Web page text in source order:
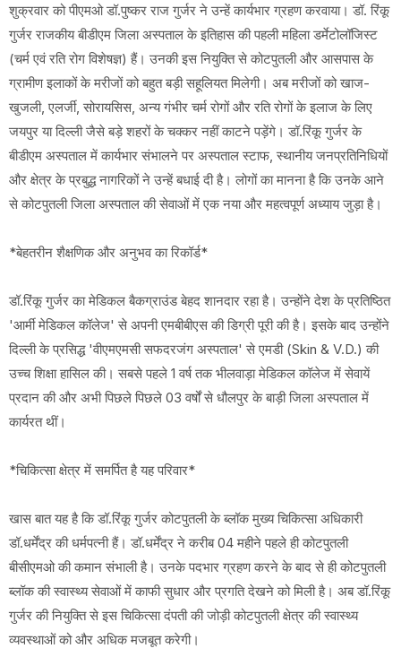
शुक्रवार को पीएमओ डॉ.पुष्कर राज गुर्जर ने उन्हें कार्यभार ग्रहण करवाया। डॉ. रिंकू
गुर्जर राजकीय बीडीएम जिला अस्पताल के इतिहास की पहली महिला डर्मेटोलॉजिस्ट
(चर्म एवं रति रोग विशेषज्ञ) हैं। उनकी इस नियुक्ति से कोटपुतली और आसपास के
ग्रामीण इलाकों के मरीजों को बहुत बड़ी सहूलियत मिलेगी। अब मरीजों को खाज-
खुजली, एलर्जी, सोरायसिस, अन्य गंभीर चर्म रोगों और रति रोगों के इलाज के लिए
जयपुर या दिल्ली जैसे बड़े शहरों के चक्कर नहीं काटने पड़ेंगे। डॉ.रिंकू गुर्जर के
बीडीएम अस्पताल में कार्यभार संभालने पर अस्पताल स्टाफ, स्थानीय जनप्रतिनिधियों
और क्षेत्र के प्रबुद्ध नागरिकों ने उन्हें बधाई दी है। लोगों का मानना है कि उनके आने
से कोटपुतली जिला अस्पताल की सेवाओं में एक नया और महत्वपूर्ण अध्याय जुड़ा है।
*बेहतरीन शैक्षणिक और अनुभव का रिकॉर्ड*
डॉ.रिंकू गुर्जर का मेडिकल बैकग्राउंड बेहद शानदार रहा है। उन्होंने देश के प्रतिष्ठित
'आर्मी मेडिकल कॉलेज' से अपनी एमबीबीएस की डिग्री पूरी की है। इसके बाद उन्होंने
दिल्ली के प्रसिद्ध 'वीएमएमसी सफदरजंग अस्पताल' से एमडी (Skin & V.D.) की
उच्च शिक्षा हासिल की। सबसे पहले 1 वर्ष तक भीलवाड़ा मेडिकल कॉलेज में सेवायें
प्रदान की और अभी पिछले पिछले 03 वर्षों से धौलपुर के बाड़ी जिला अस्पताल में
कार्यरत थीं।
*चिकित्सा क्षेत्र में समर्पित है यह परिवार*
खास बात यह है कि डॉ.रिंकू गुर्जर कोटपुतली के ब्लॉक मुख्य चिकित्सा अधिकारी
डॉ.धर्मेंद्र की धर्मपत्नी हैं। डॉ.धर्मेंद्र ने करीब 04 महीने पहले ही कोटपुतली
बीसीएमओ की कमान संभाली है। उनके पदभार ग्रहण करने के बाद से ही कोटपुतली
ब्लॉक की स्वास्थ्य सेवाओं में काफी सुधार और प्रगति देखने को मिली है। अब डॉ.रिंकू
गुर्जर की नियुक्ति से इस चिकित्सा दंपती की जोड़ी कोटपुतली क्षेत्र की स्वास्थ्य
व्यवस्थाओं को और अधिक मजबूत करेगी।